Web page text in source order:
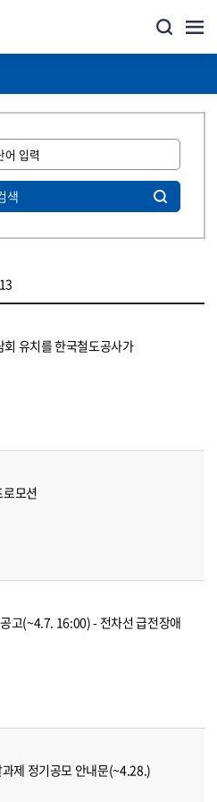
색
유치를 한국철도공사가
모션
고(~4.7. 16:00) - 전차선 급전장애
제 정기공모 안내문(~4.28.)